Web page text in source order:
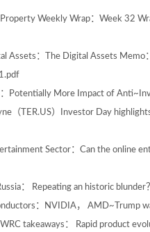
Weekly Wrap：Week 32
Assets：The Digital Assets Memo
Potentially More Impact of
（TER.US）Investor Day
Sector：Can the online
： Repeating an historic
：NVIDIA， AMD~Trump
takeaways： Rapid product